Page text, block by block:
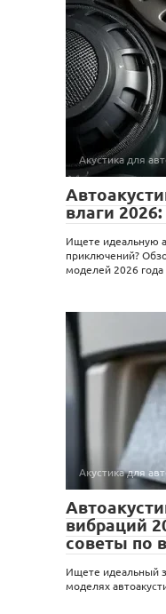
Акустика для
влаги
Ищете идеальную
приключений?
моделей 2026 года
Акустика для
вибраций
советы по
Ищете идеальный
моделях